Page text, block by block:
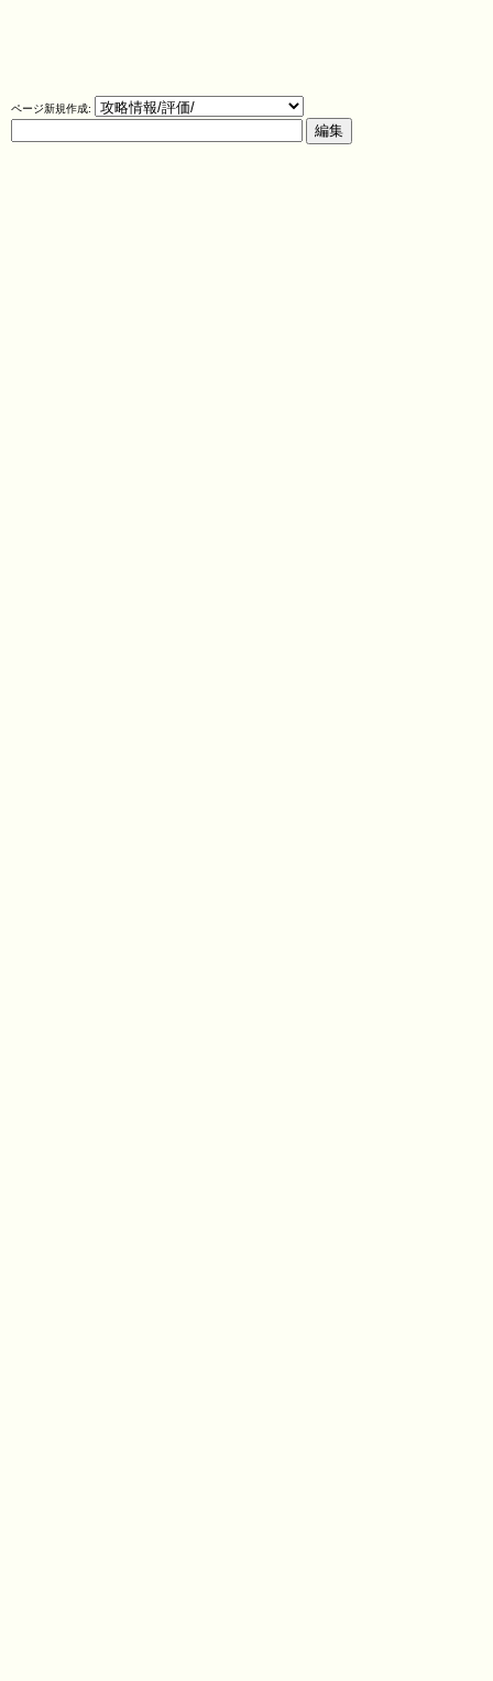
ページ新規作成: